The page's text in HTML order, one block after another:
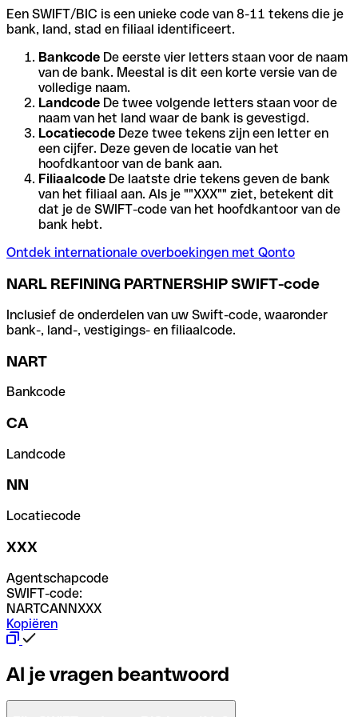
Een SWIFT/BIC is een unieke code van 8-11 tekens die je
bank, land, stad en filiaal identificeert.
Bankcode De eerste vier letters staan voor de naam
van de bank. Meestal is dit een korte versie van de
volledige naam.
Landcode De twee volgende letters staan voor de
naam van het land waar de bank is gevestigd.
Locatiecode Deze twee tekens zijn een letter en
een cijfer. Deze geven de locatie van het
hoofdkantoor van de bank aan.
Filiaalcode De laatste drie tekens geven de bank
van het filiaal aan. Als je ""XXX"" ziet, betekent dit
dat je de SWIFT-code van het hoofdkantoor van de
bank hebt.
Ontdek internationale overboekingen met Qonto
NARL REFINING PARTNERSHIP SWIFT-code
Inclusief de onderdelen van uw Swift-code, waaronder
bank-, land-, vestigings- en filiaalcode.
NART
Bankcode
CA
Landcode
NN
Locatiecode
XXX
Agentschapcode
SWIFT-code:
NARTCANNXXX
Kopiëren
Al je vragen beantwoord